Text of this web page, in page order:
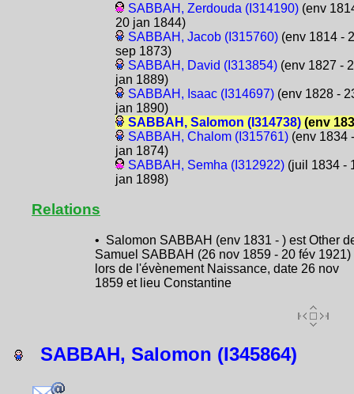
SABBAH, Zerdouda (I314190)(env
20 jan 1844)
SABBAH, Jacob (I315760)(env 1814 -
sep 1873)
SABBAH, David (I313854)(env 1827 -
jan 1889)
SABBAH, Isaac (I314697)(env 1828 -
jan 1890)
SABBAH, Salomon (I314738)(env
SABBAH, Chalom (I315761)(env 1834
jan 1874)
SABBAH, Semha (I312922)(juil 1834 -
jan 1898)
Relations
• Salomon SABBAH (env 1831 - ) est Other
Samuel SABBAH (26 nov 1859 - 20 fév 1921)
lors de l'évènement Naissance, date 26 nov
1859 et lieu Constantine
SABBAH, Salomon (I345864)